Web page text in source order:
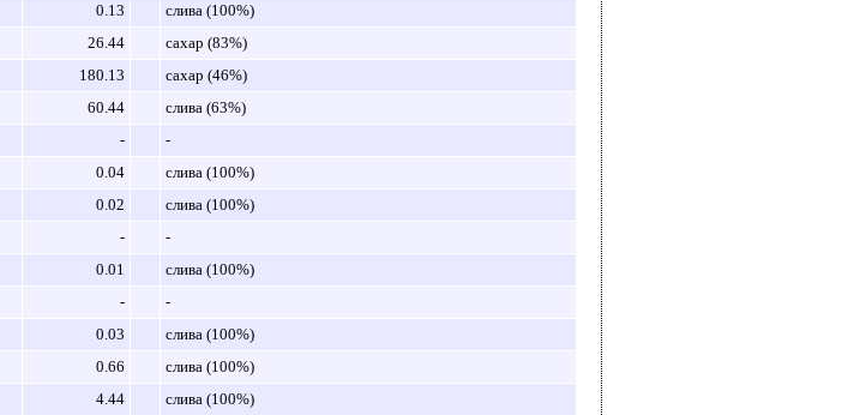
0.13
слива (100%)
26.44
сахар (83%)
180.13
сахар (46%)
60.44
слива (63%)
-
-
0.04
слива (100%)
0.02
слива (100%)
-
-
0.01
слива (100%)
-
-
0.03
слива (100%)
0.66
слива (100%)
4.44
слива (100%)